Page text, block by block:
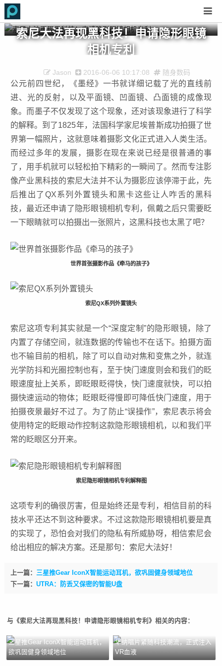
索尼大法再现黑科技！申请隐形眼镜
相机专利
Jason 2016-06-06 10:17:08 随身数码
公元前四世纪，《墨经》一书就详细记载了光的直线前
进、光的反射，以及平面镜、凹面镜、凸面镜的成像现
象。而墨子不仅发现了这个现象，还对该现象进行了科学
的解释。到了1825年，法国科学家尼埃普斯成功拍摄了世
界第一幅照片，这就意味着摄影文化正式进入人类生活。
而经过多年的发展，摄影在现在来说已经是很普通的事
了，用手机就可以轻松拍下精彩的一瞬间了。然而专注影
像产业黑科技的索尼大法并不认为摄影应该停滞于此，先
后推出了QX系列外置镜头和黑卡这些让人咋舌的黑科
技，最近还申请了隐形眼镜相机专利，佩戴之后只需要眨
一下眼睛就可以拍摄出一张照片，这黑科技也太黑了吧？
世界首张摄影作品《牵马的孩子》
索尼QX系列外置镜头
索尼这项专利其实就是一个“深度定制”的隐形眼镜，除了
内置了存储空间，就连数据的传输也不在话下。拍摄方面
也不输目前的相机，除了可以自动对焦和变焦之外，就连
光学防抖和光圈控制也有，至于快门速度则会和我们的眨
眼速度扯上关系，即眨眼眨得快，快门速度就快，可以拍
摄快速运动的物体；眨眼眨得慢即可降低快门速度，用于
拍摄夜景最好不过了。为了防止“误操作”，索尼表示将会
使用特定的眨眼动作控制这款隐形眼镜相机，以和我们平
常的眨眼区分开来。
索尼隐形眼镜相机专利解释图
这项专利的确很厉害，但是始终还是专利，相信目前的科
技水平还达不到这种要求。不过这款隐形眼镜相机要是真
的实现了，恐怕会对我们的隐私有所威胁呀，相信索尼会
给出相应的解决方案。还是那句：索尼大法好！
上一篇： 三星推Gear IconX智能运动耳机，欲巩固健身领域地位
下一篇： UTRA：防丢又保密的智能U盘
与《索尼大法再现黑科技！申请隐形眼镜相机专利》相关的内容：
三星推Gear IconX智能运动耳机，
欲巩固健身领域地位
华纳唱片紧随科技潮流，正式注入
VR血液